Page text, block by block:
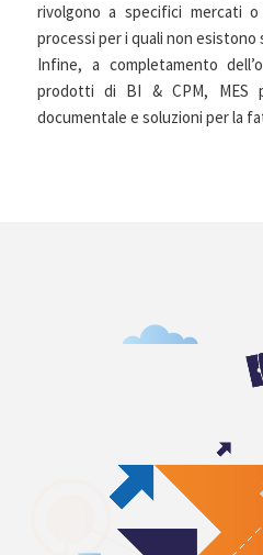
rivolgono a specifici mercati
processi per i quali non esistono
Infine, a completamento
prodotti di BI & CPM, MES
documentale e soluzioni per la